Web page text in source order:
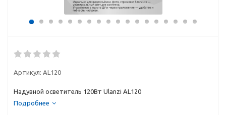
Артикул: AL120
Надувной осветитель 120Вт Ulanzi AL120
Подробнее